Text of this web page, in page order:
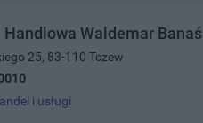
Handlowa Waldemar Banaś
25, 83-110 Tczew
i usługi